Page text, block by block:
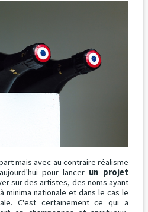
mais avec au contraire réalisme
pour lancer un projet
sur des artistes, des noms ayant
minima nationale et dans le cas le
C'est certainement ce qui a